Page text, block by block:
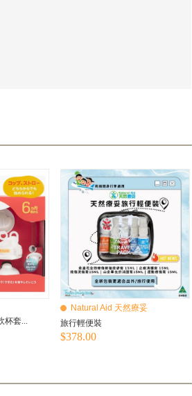
杯套...
Natural Aid 天然療妥
旅行輕便裝
$378.00